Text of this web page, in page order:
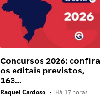
Concursos 2026: confira
os editais previstos,
163…
Raquel Cardoso • Há 17 horas